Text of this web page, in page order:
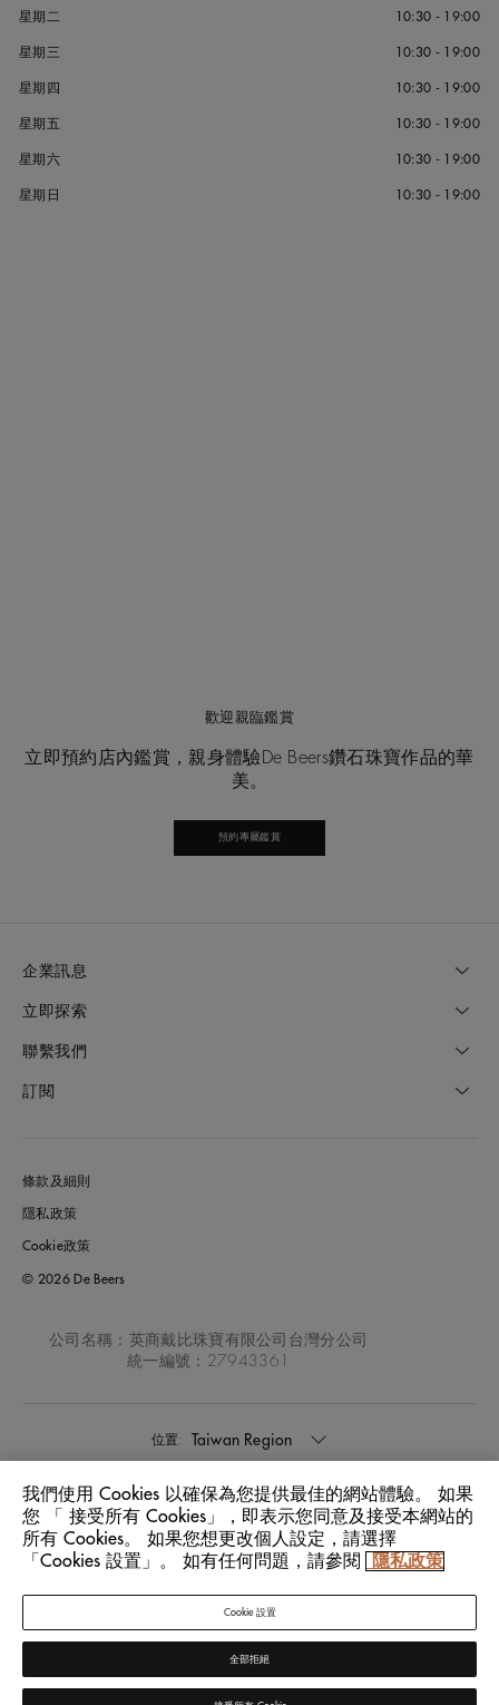
星期二 10:30 - 19:00
星期三 10:30 - 19:00
星期四 10:30 - 19:00
星期五 10:30 - 19:00
星期六 10:30 - 19:00
星期日 10:30 - 19:00
歡迎親臨鑑賞
立即預約店內鑑賞，親身體驗De Beers鑽石珠寶作品的華
美。
預約專屬鑑賞
企業訊息
立即探索
聯繫我們
訂閱
條款及細則
隱私政策
Cookie政策
© 2026 De Beers
公司名稱：英商戴比珠寶有限公司台灣分公司
統一編號：27943361
位置: Taiwan Region
語言: 中文
我們使用 Cookies 以確保為您提供最佳的網站體驗。 如果
您 「 接受所有 Cookies」，即表示您同意及接受本網站的
所有 Cookies。 如果您想更改個人設定，請選擇
「Cookies 設置」。 如有任何問題，請參閱
隱私政策
Cookie 設置
全部拒絕